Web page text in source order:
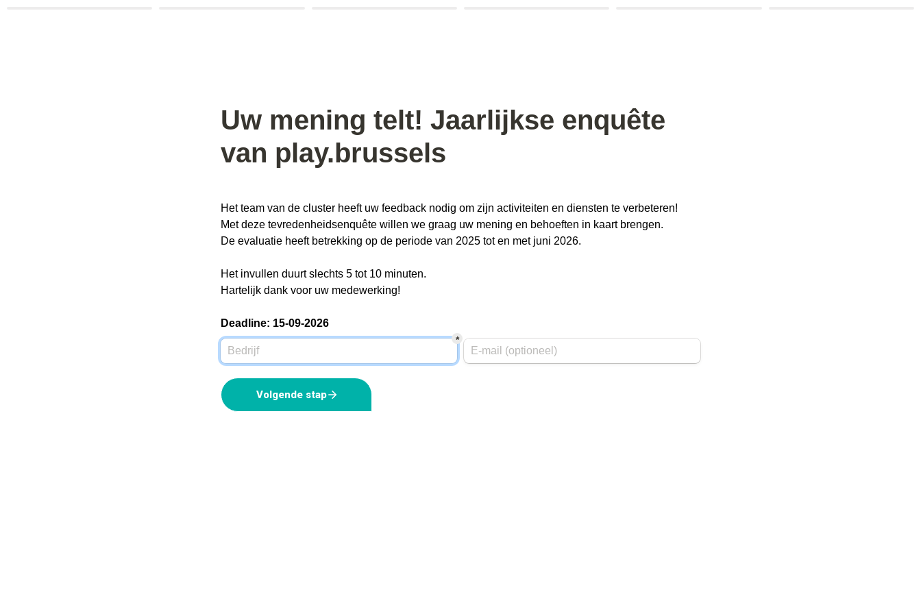
Uw mening telt! Jaarlijkse enquête
van play.brussels
Het team van de cluster heeft uw feedback nodig om zijn activiteiten en diensten te verbeteren!
Met deze tevredenheidsenquête willen we graag uw mening en behoeften in kaart brengen.
De evaluatie heeft betrekking op de periode van 2025 tot en met juni 2026.
Het invullen duurt slechts 5 tot 10 minuten.
Hartelijk dank voor uw medewerking!
Deadline: 15-09-2026
*
Volgende stap